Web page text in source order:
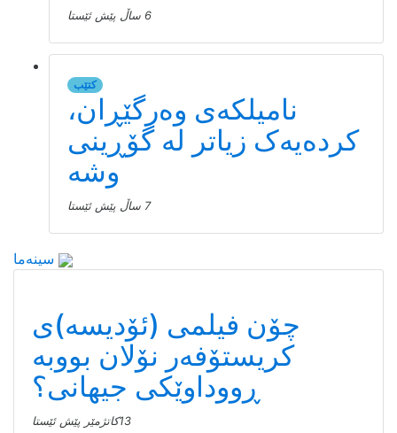
6 ساڵ پێش ئێستا
کتێب
نامیلكه‌ی وەرگێڕان،
کردەیەک زیاتر لە گۆڕینی
وشە
7 ساڵ پێش ئێستا
چۆن فیلمی (ئۆدیسە)ی
کریستۆفەر نۆلان بووبە
ڕووداوێکی جیهانی؟
13كاتژمێر پێش ئێستا